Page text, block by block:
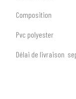
Composition
Pvc polyester
Délai de livraison